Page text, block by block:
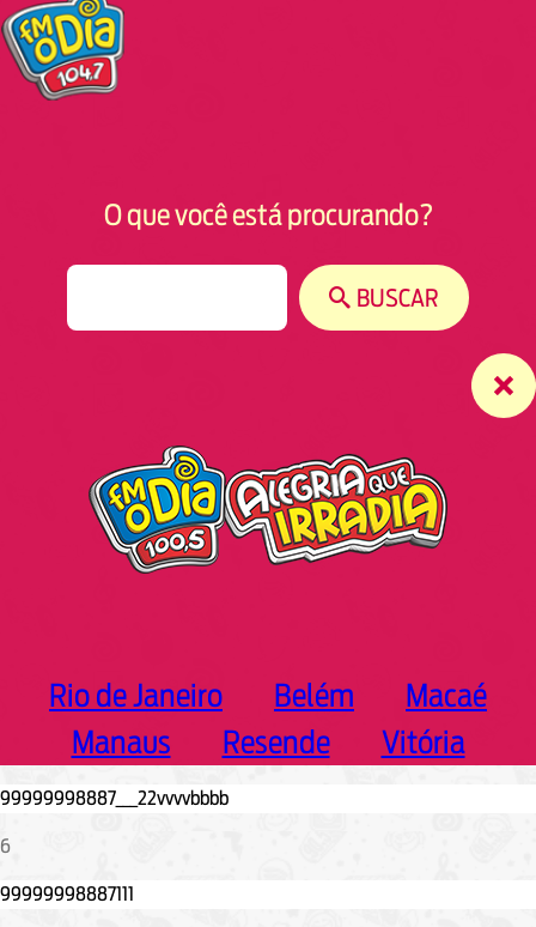
O que você está procurando?
BUSCAR
Rio de Janeiro Belém
Macaé
Manaus
Resende Vitória
6